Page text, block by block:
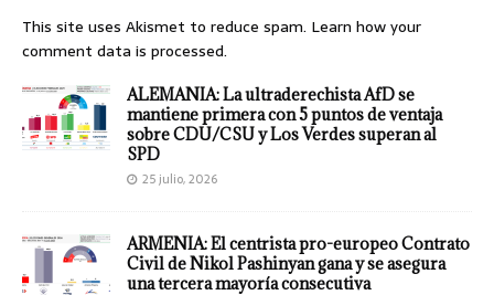
This site uses Akismet to reduce spam. Learn how your
comment data is processed.
ALEMANIA: La ultraderechista AfD se
mantiene primera con 5 puntos de ventaja
sobre CDU/CSU y Los Verdes superan al
SPD
25 julio, 2026
ARMENIA: El centrista pro-europeo Contrato
Civil de Nikol Pashinyan gana y se asegura
una tercera mayoría consecutiva